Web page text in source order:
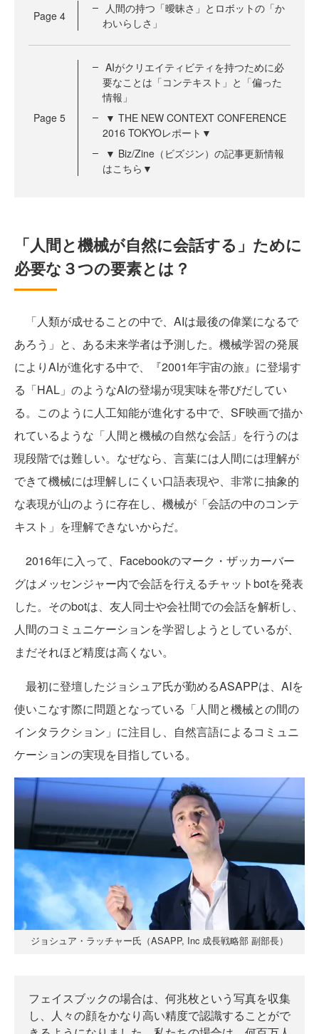
Page 4
人間の持つ「曖昧さ」とロボットの「か
わいらしさ」
Page 5
AIがクリエイティビティを持つために必
要なことは「コンテキスト」と「偏った
情報」
▼ THE NEW CONTEXT CONFERENCE
2016 TOKYOレポート▼
▼ Biz/Zine（ビズジン）の記事更新情報
はこちら▼
「人間と機械が自然に会話する」ために
必要な３つの要素とは？
「人類が成せることの中で、AIは最後の偉業になるで
あろう」と、ある未来学者は予測した。機械学習の発展
によりAIが進化する中で、『2001年宇宙の旅』に登場す
る「HAL」のようなAIの登場が現実味を帯びだしてい
る。このように人工知能が進化する中で、SF映画で描か
れているような「人間と機械の自然な会話」を行うのは
現段階では難しい。なぜなら、言葉には人間には理解が
できて機械には理解しにくい口語表現や、非常に抽象的
な表現が山のように存在し、機械が「会話の中のコンテ
キスト」を理解できないからだ。
2016年に入って、Facebookのマーク・ザッカーバー
グはメッセンジャー内で会話を行えるチャットbotを発表
した。そのbotは、友人同士や会社間での会話を解析し、
人間のコミュニケーションを学習しようとしているが、
まだそれほど精度は高くない。
最初に登壇したジョシュア氏が勤めるASAPPは、AIを
使いこなす際に問題となっている「人間と機械との間の
インタラクション」に注目し、自然言語によるコミュニ
ケーションの実現を目指している。
ジョシュア・ラッチャー氏（ASAPP, Inc 成長戦略部 副部長）
フェイスブックの場合は、何兆枚という写真を収集
し、人々の顔をかなり高い精度で認識することがで